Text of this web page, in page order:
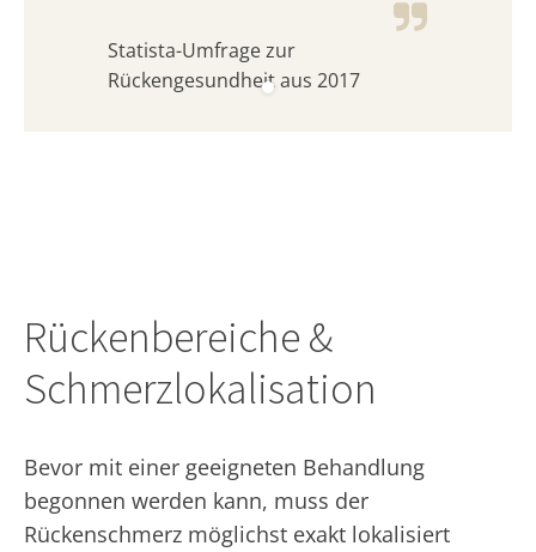
Statista-Umfrage zur
Rückengesundheit aus 2017
Rückenbereiche &
Schmerzlokalisation
Bevor mit einer geeigneten Behandlung
begonnen werden kann, muss der
Rückenschmerz möglichst exakt lokalisiert